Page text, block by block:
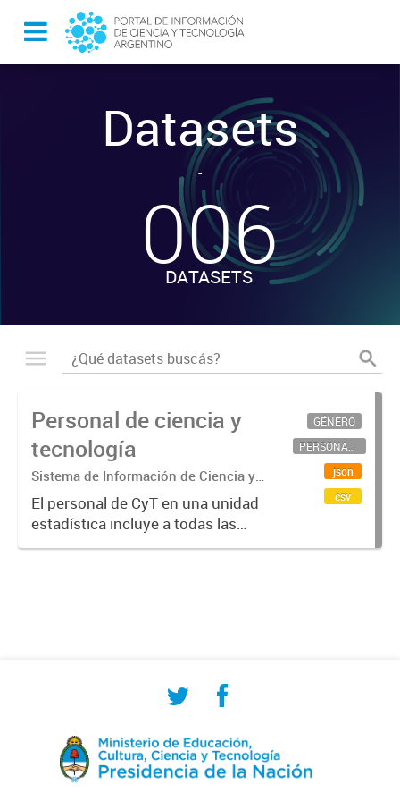
Datasets
-
006
DATASETS
Personal de ciencia y
tecnología
Sistema de Información de Ciencia y
Tecnología Argentino (SICYTAR)
El personal de CyT en una unidad
estadística incluye a todas las
personas involucradas
GÉNERO
PERSONAL CIENTÍFICO-TECNOLÓGICO
json
csv